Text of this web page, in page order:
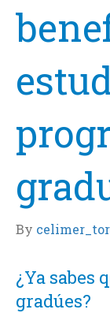
By
¿Ya sabes
gradúes?